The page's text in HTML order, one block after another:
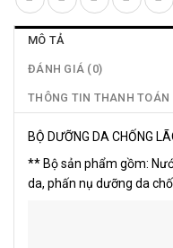
MÔ TẢ
ĐÁNH GIÁ (0)
THÔNG TIN THANH TOÁN
BỘ DƯỠNG DA CHỐNG
** Bộ sản phẩm gồm:
da, phấn nụ dưỡng da